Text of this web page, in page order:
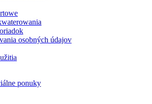
osobných údajov
ponuky